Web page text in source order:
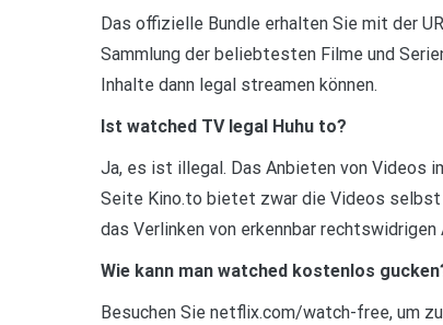
Das offizielle Bundle erhalten Sie mit der
Sammlung der beliebtesten Filme und
Inhalte dann legal streamen können.
Ist watched TV legal Huhu to?
Ja, es ist illegal. Das Anbieten von Videos
Seite Kino.to bietet zwar die Videos selbst
das Verlinken von erkennbar
Wie kann man watched kostenlos
Besuchen Sie netflix.com/watch-free, um